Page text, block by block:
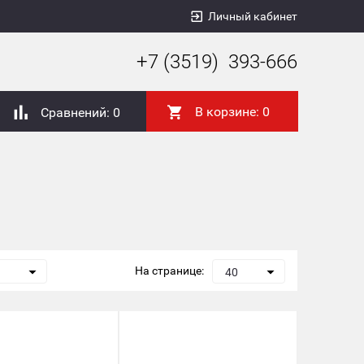
Личный кабинет
+7 (3519) 393-666
Сравнений: 0 В корзине: 0
На странице: 40